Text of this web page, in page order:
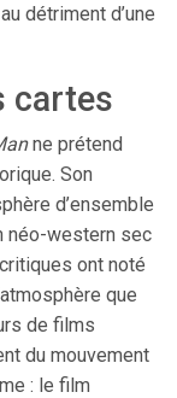
détriment d’une
cartes
ne prétend
Son
d’ensemble
néo-western sec
ont noté
que
de films
du mouvement
: le film